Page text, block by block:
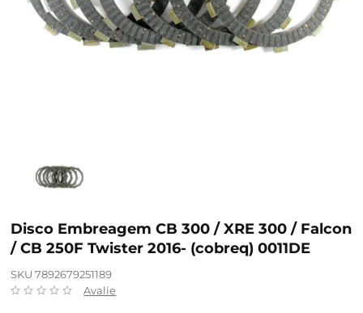
Disco Embreagem CB 300 / XRE 300 / Falcon
/ CB 250F Twister 2016- (cobreq) 0011DE
SKU 7892679251189
Avalie